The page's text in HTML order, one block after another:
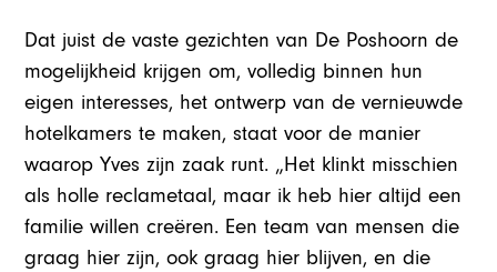
Dat juist de vaste gezichten van De Poshoorn de
mogelijkheid krijgen om, volledig binnen hun
eigen interesses, het ontwerp van de vernieuwde
hotelkamers te maken, staat voor de manier
waarop Yves zijn zaak runt. „Het klinkt misschien
als holle reclametaal, maar ik heb hier altijd een
familie willen creëren. Een team van mensen die
graag hier zijn, ook graag hier blijven, en die